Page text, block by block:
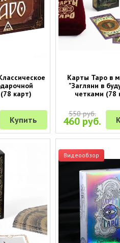
карт)
Купить
Карты Таро в
"Загляни в
четками (78
550 руб.
460 руб.
Видеообзор